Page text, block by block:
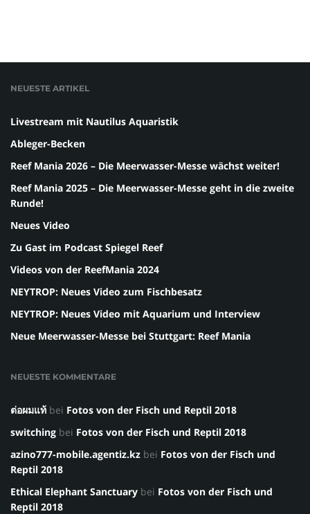
NEUESTE ARTIKEL
Livestream mit Nautilus Aquaristik
Ableger-Becken
Reef Mania 2026 – Die Meerwasser-Messe wächst weiter!
Reef Mania 2025 – Die Meerwasser-Messe geht in die zweite
Runde!
Neues Video
Zu Gast im Podcast Spiegel Reef
Videos von der ReefMania 2024
NEYTROP: Neues Video zum Fischbesatz
NEYTROP: Neues Video mit Aquarium und Interview
Neue Meerwasser-Messe bei Stuttgart: Reef Mania
NEUESTE KOMMENTARE
ต่อผมแท้ bei Fotos von der Fisch und Reptil 2018
switching bei Fotos von der Fisch und Reptil 2018
azino777-mobile.agentiz.kz bei Fotos von der Fisch und
Reptil 2018
Ethical Elephant Sanctuary bei Fotos von der Fisch und
Reptil 2018